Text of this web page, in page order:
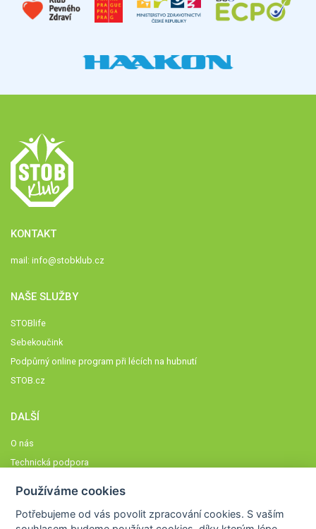
KONTAKT
mail: info@stobklub.cz
NAŠE SLUŽBY
STOBlife
Sebekoučink
Podpůrný online program při lécích na hubnutí
STOB.cz
DALŠÍ
O nás
Technická podpora
Členové STOBklubu
Používáme cookies
Potřebujeme od vás povolit zpracování cookies. S vaším